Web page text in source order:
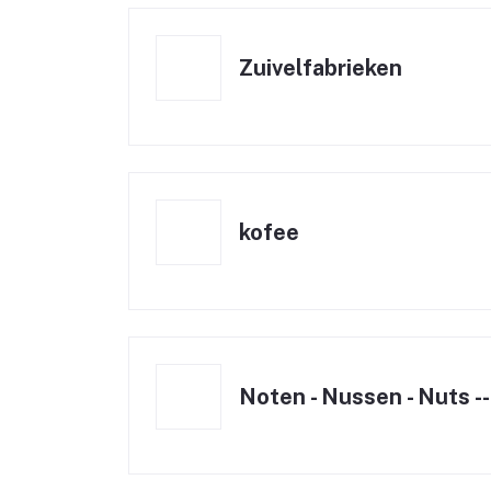
Zuivelfabrieken
kofee
Noten - Nussen - Nuts